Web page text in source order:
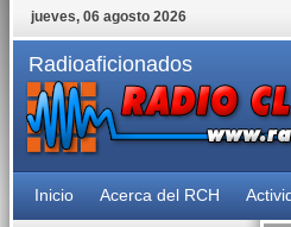
jueves, 06 agosto 2026
Radioaficionados
Inicio Acerca del RCH